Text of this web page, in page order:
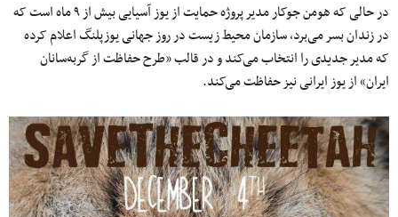
در حالی که هومن جوکار مدیر پروژه حمایت از یوز آسیایی بیش از ۹ ماه است که
در زندان بسر می‌برد، سازمان محیط‌ زیست در روز جهانی یوزپلنگ اعلام کرده
که مدیر جدیدی را انتخاب می‌کند و در قالب «طرح حفاظت از گربه‌سانان
ایران» از یوز ایرانی نیز حفاظت می‌کند.